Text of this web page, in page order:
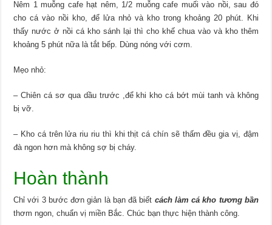
Nêm 1 muỗng cafe hạt nêm, 1/2 muỗng cafe muối vào nồi, sau đó
cho cá vào nồi kho, để lửa nhỏ và kho trong khoảng 20 phút. Khi
thấy nước ở nồi cá kho sánh lại thì cho khế chua vào và kho thêm
khoảng 5 phút nữa là tắt bếp. Dùng nóng với cơm.
Mẹo nhỏ:
– Chiên cá sơ qua dầu trước ,để khi kho cá bớt mùi tanh và không
bị vỡ.
– Kho cá trên lửa riu riu thì khi thịt cá chín sẽ thấm đều gia vị, đậm
đà ngon hơn mà không sợ bị cháy.
Hoàn thành
Chỉ với 3 bước đơn giản là bạn đã biết cách làm cá kho tương bần
thơm ngon, chuẩn vị miền Bắc. Chúc bạn thực hiện thành công.